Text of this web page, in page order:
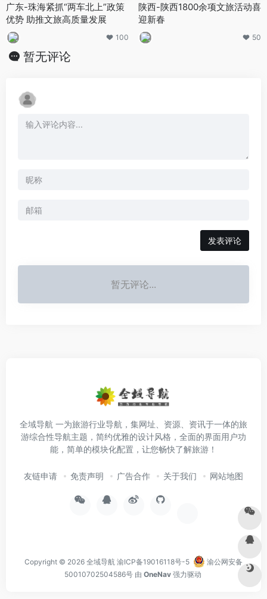
广东-珠海紧抓“两车北上”政策
优势 助推文旅高质量发展
100
陕西-陕西1800余项文旅活动喜
迎新春
50
暂无评论
发表评论
暂无评论...
全域导航 一为旅游行业导航，集网址、资源、资讯于一体的旅
游综合性导航主题，简约优雅的设计风格，全面的界面用户功
能，简单的模块化配置，让您畅快了解旅游！
友链申请 免责声明 广告合作 关于我们 网站地图
Copyright © 2026 全域导航 渝ICP备19016118号-5
渝公网安备
50010702504586号由 OneNav 强力驱动